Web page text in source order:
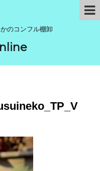
のコンフル棚卸